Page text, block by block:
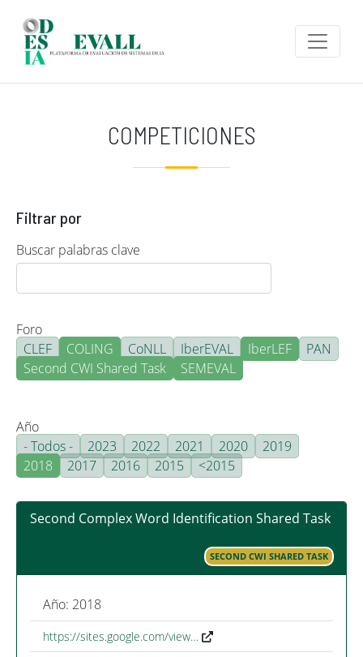
COMPETICIONES
Filtrar por
Buscar palabras clave
Foro
CLEF
COLING CoNLL IberEVAL IberLEF
PAN
Second CWI Shared Task
SEMEVAL
Año
- Todos -
2023 2022 2021 2020
2019
2018
2017 2016 2015 <2015
Second Complex Word Identification Shared Task
SECOND CWI SHARED TASK
Año: 2018
https://sites.google.com/view…